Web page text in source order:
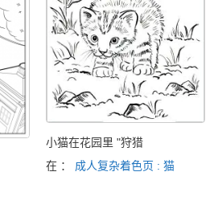
小猫在花园里 "狩猎
在 ： 成人复杂着色页 : 猫